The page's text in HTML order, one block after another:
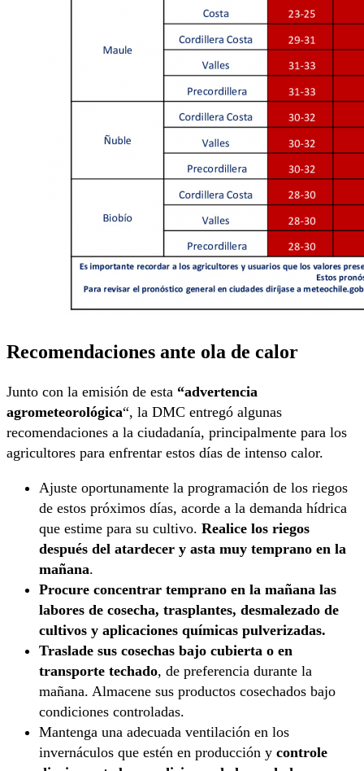
Recomendaciones ante ola de calor
Junto con la emisión de esta “advertencia
agrometeorológica“, la DMC entregó algunas
recomendaciones a la ciudadanía, principalmente para los
agricultores para enfrentar estos días de intenso calor.
Ajuste oportunamente la programación de los riegos
de estos próximos días, acorde a la demanda hídrica
que estime para su cultivo. Realice los riegos
después del atardecer y asta muy temprano en la
mañana.
Procure concentrar temprano en la mañana las
labores de cosecha, trasplantes, desmalezado de
cultivos y aplicaciones químicas pulverizadas.
Traslade sus cosechas bajo cubierta o en
transporte techado, de preferencia durante la
mañana. Almacene sus productos cosechados bajo
condiciones controladas.
Mantenga una adecuada ventilación en los
invernáculos que estén en producción y controle